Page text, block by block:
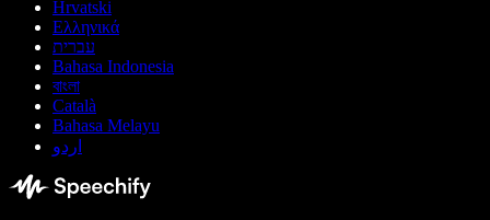
Hrvatski
Ελληνικά
עברית
Bahasa Indonesia
বাংলা
Català
Bahasa Melayu
اردو